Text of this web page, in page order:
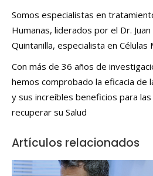
Somos especialistas en
Humanas, liderados por el Dr.
Quintanilla, especialista en Células
Con más de 36 años de
hemos comprobado la eficacia de
y sus increíbles beneficios para
recuperar su Salud
Artículos relacionados